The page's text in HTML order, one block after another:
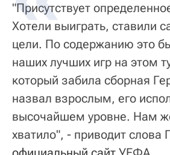
"Присутствует
Хотели выиграть, ставили
цели. По содержанию это
наших лучших игр на этом
который забила сборная
назвал взрослым, его
высочайшем уровне. Нам
хватило", - приводит слова